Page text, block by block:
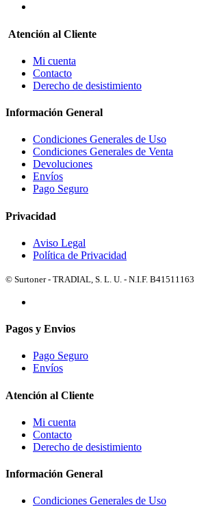
Atención al Cliente
Mi cuenta
Contacto
Derecho de desistimiento
Información General
Condiciones Generales de Uso
Condiciones Generales de Venta
Devoluciones
Envíos
Pago Seguro
Privacidad
Aviso Legal
Política de Privacidad
© Surtoner - TRADIAL, S. L. U. - N.I.F. B41511163
Pagos y Envios
Pago Seguro
Envíos
Atención al Cliente
Mi cuenta
Contacto
Derecho de desistimiento
Información General
Condiciones Generales de Uso